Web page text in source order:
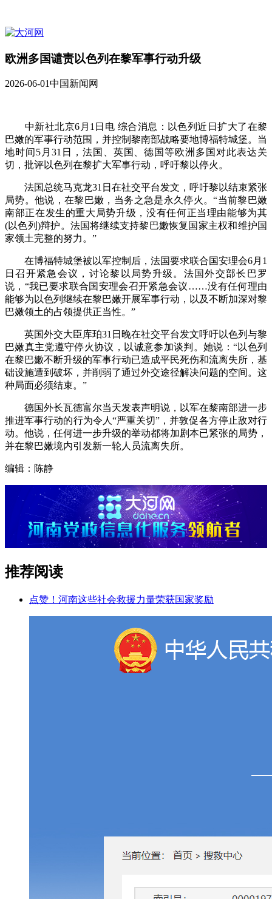
欧洲多国谴责以色列在黎军事行动升级
2026-06-01中国新闻网
中新社北京6月1日电 综合消息：以色列近日扩大了在黎
巴嫩的军事行动范围，并控制黎南部战略要地博福特城堡。当
地时间5月31日，法国、英国、德国等欧洲多国对此表达关
切，批评以色列在黎扩大军事行动，呼吁黎以停火。
法国总统马克龙31日在社交平台发文，呼吁黎以结束紧张
局势。他说，在黎巴嫩，当务之急是永久停火。“当前黎巴嫩
南部正在发生的重大局势升级，没有任何正当理由能够为其
(以色列)辩护。法国将继续支持黎巴嫩恢复国家主权和维护国
家领土完整的努力。”
在博福特城堡被以军控制后，法国要求联合国安理会6月1
日召开紧急会议，讨论黎以局势升级。法国外交部长巴罗
说，“我已要求联合国安理会召开紧急会议……没有任何理由
能够为以色列继续在黎巴嫩开展军事行动，以及不断加深对黎
巴嫩领土的占领提供正当性。”
英国外交大臣库珀31日晚在社交平台发文呼吁以色列与黎
巴嫩真主党遵守停火协议，以诚意参加谈判。她说：“以色列
在黎巴嫩不断升级的军事行动已造成平民死伤和流离失所，基
础设施遭到破坏，并削弱了通过外交途径解决问题的空间。这
种局面必须结束。”
德国外长瓦德富尔当天发表声明说，以军在黎南部进一步
推进军事行动的行为令人“严重关切”，并敦促各方停止敌对行
动。他说，任何进一步升级的举动都将加剧本已紧张的局势，
并在黎巴嫩境内引发新一轮人员流离失所。
编辑：陈静
推荐阅读
点赞！河南这些社会救援力量荣获国家奖励